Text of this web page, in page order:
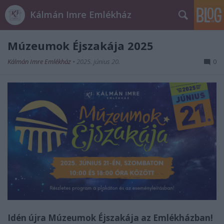
Kálmán Imre Emlékház
Múzeumok Éjszakája 2025
Kálmán Imre Emlékház • 2025. június 20. 0
Idén újra Múzeumok Éjszakája az Emlékházban!